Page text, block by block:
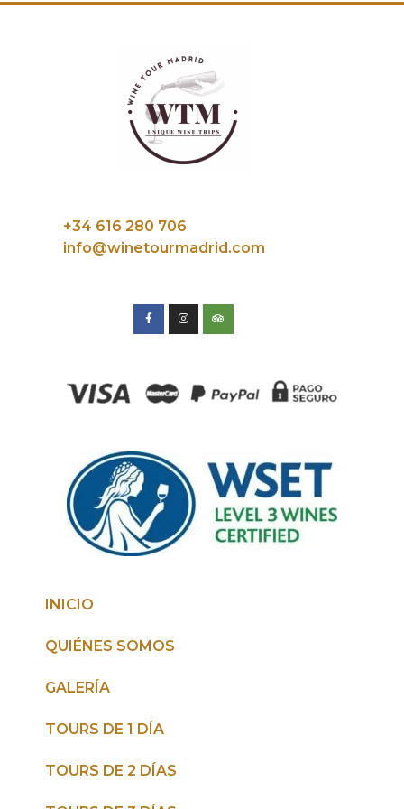
+34 616 280 706
info@winetourmadrid.com
INICIO
QUIÉNES SOMOS
GALERÍA
TOURS DE 1 DÍA
TOURS DE 2 DÍAS